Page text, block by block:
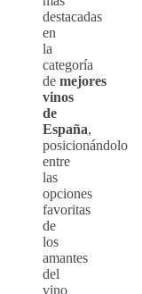
destacadas
en
la
categoría
de mejores
vinos
de
España,
posicionándolo
entre
las
opciones
favoritas
de
los
amantes
del
vino